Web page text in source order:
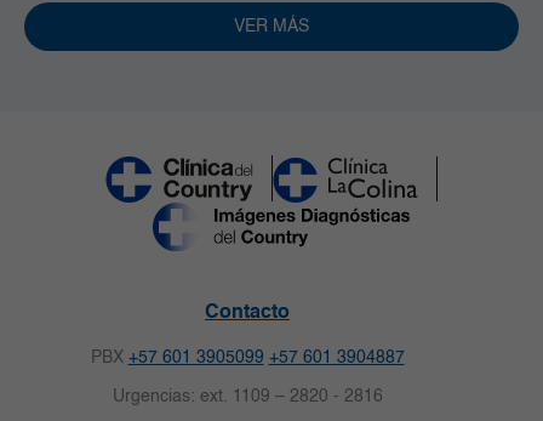
VER MÁS
Contacto
PBX +57 601 3905099 +57 601 3904887
Urgencias: ext. 1109 – 2820 - 2816